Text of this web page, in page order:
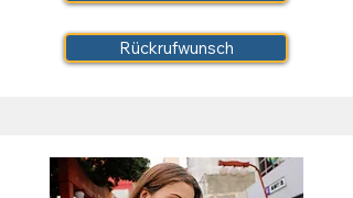
Rückrufwunsch